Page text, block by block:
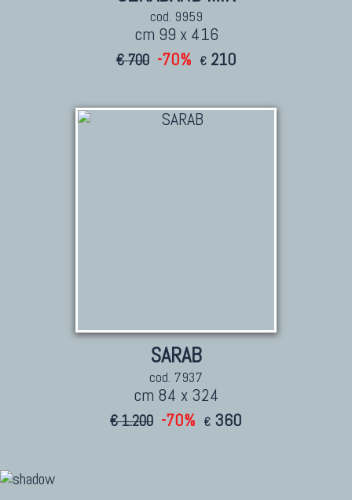
cod. 9959
cm 99 x 416
€ 700 -70% € 210
SARAB
cod. 7937
cm 84 x 324
€ 1.200 -70% € 360